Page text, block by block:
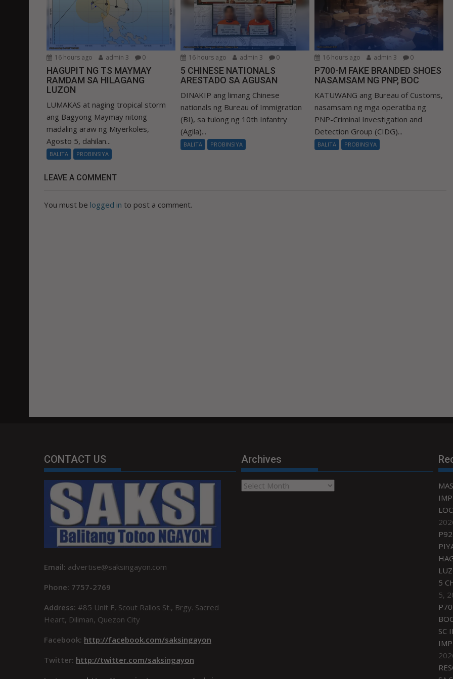
16 hours ago admin 3 0
HAGUPIT NG TS MAYMAY
RAMDAM SA HILAGANG
LUZON
LUMAKAS at naging tropical storm
ang Bagyong Maymay nitong
madaling araw ng Miyerkoles,
Agosto 5, dahilan...
BALITA PROBINSIYA
16 hours ago admin 3 0
5 CHINESE NATIONALS
ARESTADO SA AGUSAN
DINAKIP ang limang Chinese
nationals ng Bureau of Immigration
(BI), sa tulong ng 10th Infantry
(Agila)...
BALITA PROBINSIYA
16 hours ago admin 3 0
P700-M FAKE BRANDED SHOES
NASAMSAM NG PNP, BOC
KATUWANG ang Bureau of Customs,
nasamsam ng mga operatiba ng
PNP-Criminal Investigation and
Detection Group (CIDG)...
BALITA PROBINSIYA
LEAVE A COMMENT
You must be logged in to post a comment.
CONTACT US
Email: advertise@saksingayon.com
Phone: 7757-2769
Address: #85 Unit F, Scout Rallos St., Brgy. Sacred
Heart, Diliman, Quezon City
Facebook: http://facebook.com/saksingayon
Twitter: http://twitter.com/saksingayon
Archives
Archives
5
5,
SC